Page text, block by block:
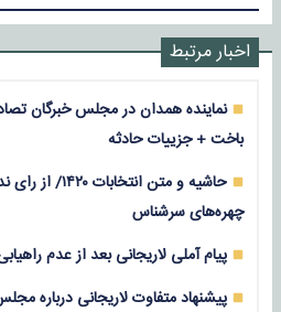
اخبار مرتبط
نماینده همدان در مجلس خبرگان
باخت + جزییات حادثه
حاشیه و متن
چهره‌های سرشناس
پیام آملی لاریجانی بعد از عدم
پیشنهاد متفاوت لاریجانی درباره